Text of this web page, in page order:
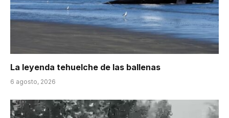
La leyenda tehuelche de las ballenas
6 agosto, 2026